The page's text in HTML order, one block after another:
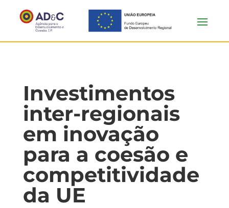
Investimentos
inter-regionais
em inovação
para a coesão e
competitividade
da UE